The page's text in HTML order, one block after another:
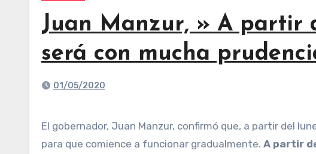
Juan Manzur, » A partir
será con mucha
01/05/2020
El gobernador, Juan Manzur, confirmó que, a partir del lunes 4 de mayo, y bajo estrictos protocolos sanitarios, se exceptuó al sector de la obra pública
para que comience a funcionar gradualmente. A partir